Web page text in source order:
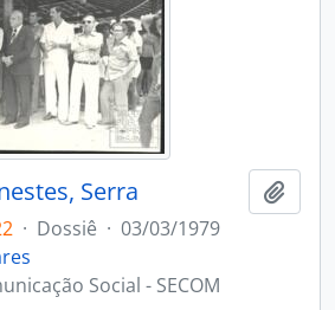
Serra
· Dossiê · 03/03/1979
Social - SECOM